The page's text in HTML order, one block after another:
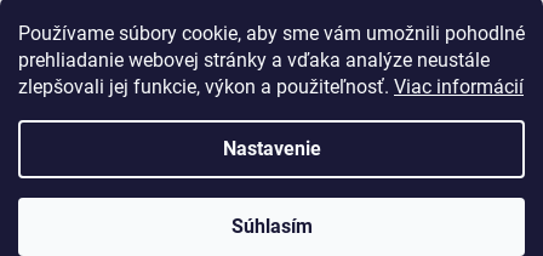
Používame súbory cookie, aby sme vám umožnili pohodlné
prehliadanie webovej stránky a vďaka analýze neustále
zlepšovali jej funkcie, výkon a použiteľnosť. Viac informácií
Nastavenie
Súhlasím
Vytvoril Shoptet
lux-presov.sk. Všetky práva vyhradené.